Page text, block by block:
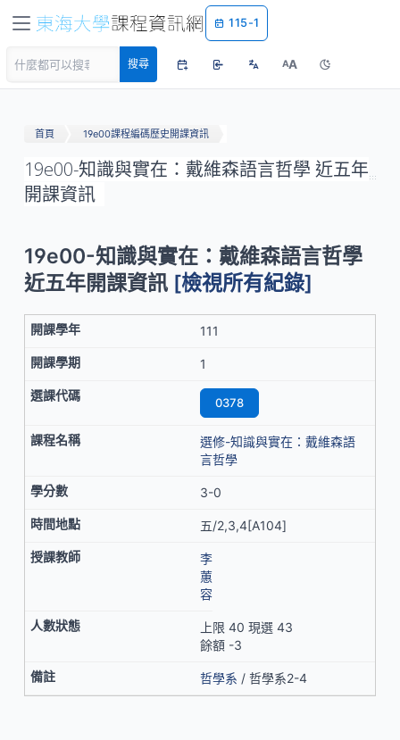
115-1
搜尋 AA
首頁 19e00課程編碼歷史開課資訊
19e00-知識與實在：戴維森語言哲學 近五年
開課資訊
19e00-知識與實在：戴維森語言哲學
近五年開課資訊 [檢視所有紀錄]
111
1
0378
選修-知識與實在：戴維森語
言哲學
3-0
五/2,3,4[A104]
李
蕙
容
上限 40 現選 43
餘額 -3
哲學系 / 哲學系2-4